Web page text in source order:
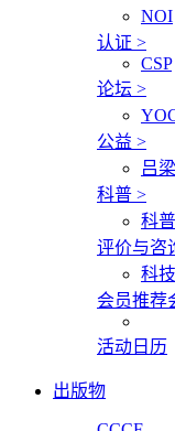
NOI
认证 >
CSP
论坛 >
公益 >
吕
科普 >
科
评价与咨
科
会员推荐
活动日历
出版物